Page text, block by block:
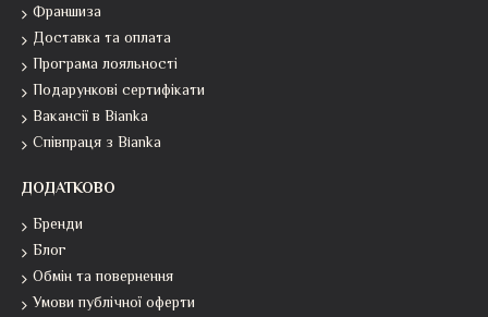
Франшиза
Доставка та оплата
Програма лояльності
Подарункові сертифікати
Вакансії в Bianka
Співпраця з Bianka
ДОДАТКОВО
Бренди
Блог
Обмін та повернення
Умови публічної оферти